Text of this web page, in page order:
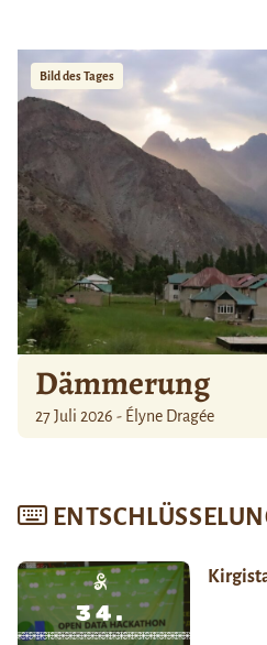
Bild des Tages
Dämmerung
27 Juli 2026 - Élyne Dragée